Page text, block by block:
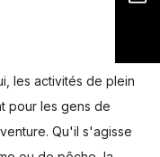
les activités de plein
pour les gens de
Qu'il s'agisse